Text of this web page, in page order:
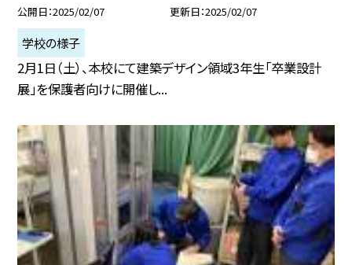
公開日 2025/02/07 更新日 2025/02/07
学校の様子
2月1日（土）、本校にて建築デザイン領域3年生「卒業設計
展」を保護者向けに開催し...